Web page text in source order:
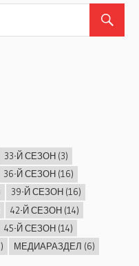
33-Й СЕЗОН(3)
36-Й СЕЗОН(16)
39-Й СЕЗОН(16)
42-Й СЕЗОН(14)
45-Й СЕЗОН(14)
МЕДИАРАЗДЕЛ (6)